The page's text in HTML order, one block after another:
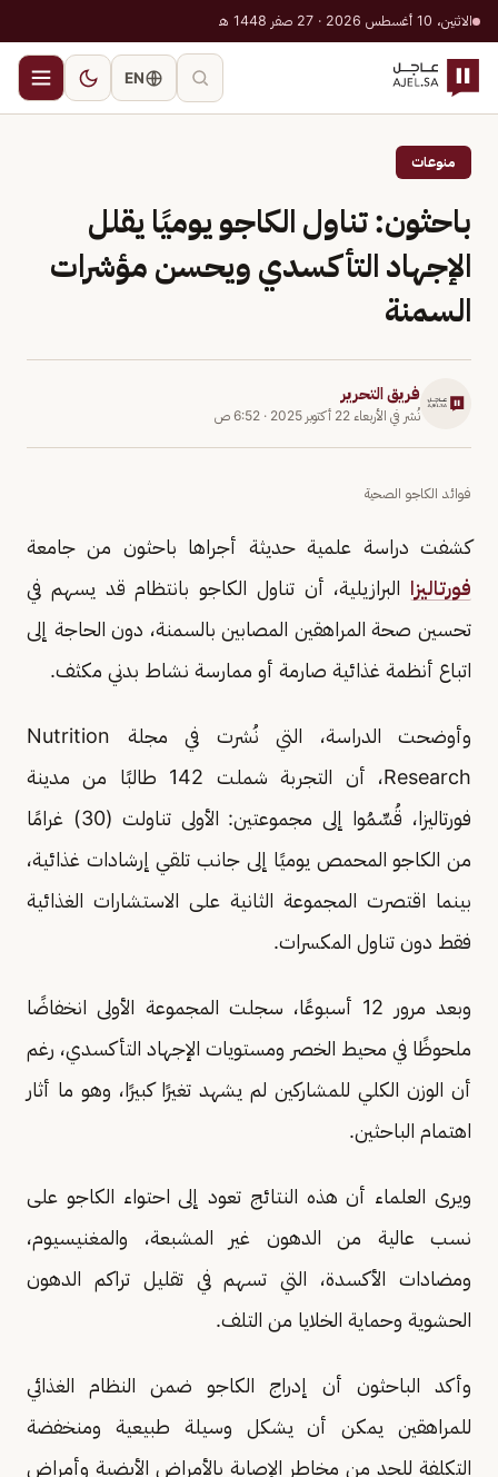
الاثنين، 10 أغسطس 2026 · 27 صفر 1448 هـ
EN
منوعات
باحثون: تناول الكاجو يوميًا يقلل
الإجهاد التأكسدي ويحسن مؤشرات
السمنة
فريق التحرير
نُشر في الأربعاء 22 أكتوبر 2025 · 6:52 ص
فوائد الكاجو الصحية
كشفت دراسة علمية حديثة أجراها باحثون من جامعة
فورتاليزا البرازيلية، أن تناول الكاجو بانتظام قد يسهم في
تحسين صحة المراهقين المصابين بالسمنة، دون الحاجة إلى
اتباع أنظمة غذائية صارمة أو ممارسة نشاط بدني مكثف.
وأوضحت الدراسة، التي نُشرت في مجلة Nutrition
Research، أن التجربة شملت 142 طالبًا من مدينة
فورتاليزا، قُسِّمُوا إلى مجموعتين: الأولى تناولت (30) غرامًا
من الكاجو المحمص يوميًا إلى جانب تلقي إرشادات غذائية،
بينما اقتصرت المجموعة الثانية على الاستشارات الغذائية
فقط دون تناول المكسرات.
وبعد مرور 12 أسبوعًا، سجلت المجموعة الأولى انخفاضًا
ملحوظًا في محيط الخصر ومستويات الإجهاد التأكسدي، رغم
أن الوزن الكلي للمشاركين لم يشهد تغيرًا كبيرًا، وهو ما أثار
اهتمام الباحثين.
ويرى العلماء أن هذه النتائج تعود إلى احتواء الكاجو على
نسب عالية من الدهون غير المشبعة، والمغنيسيوم،
ومضادات الأكسدة، التي تسهم في تقليل تراكم الدهون
الحشوية وحماية الخلايا من التلف.
وأكد الباحثون أن إدراج الكاجو ضمن النظام الغذائي
للمراهقين يمكن أن يشكل وسيلة طبيعية ومنخفضة
التكلفة للحد من مخاطر الإصابة بالأمراض الأيضية وأمراض